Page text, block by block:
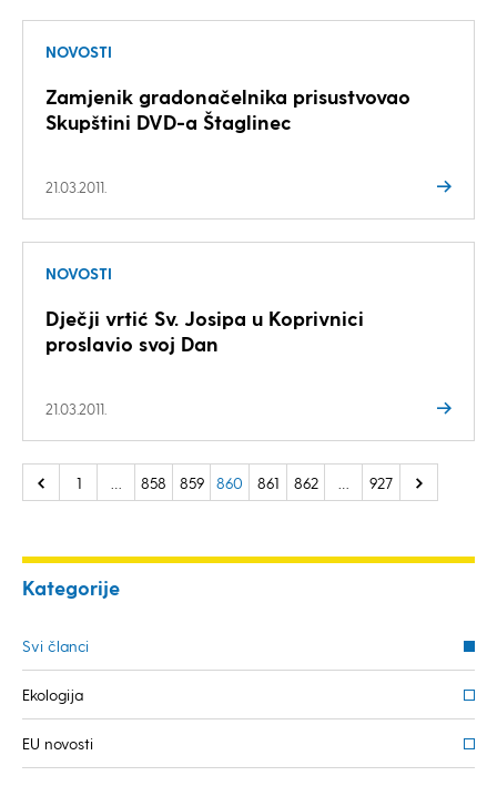
Kategorije
Svi članci
Ekologija
EU novosti
NOVOSTI
Zamjenik gradonačelnika prisustvovao
Skupštini DVD-a Štaglinec
21.03.2011.
NOVOSTI
Dječji vrtić Sv. Josipa u Koprivnici
proslavio svoj Dan
21.03.2011.
1 858 859 860 861 862 927